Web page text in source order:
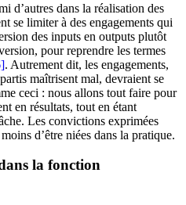
d’autres dans la réalisation des
se limiter à des engagements qui
des inputs en outputs plutôt
pour reprendre les termes
. Autrement dit, les engagements,
maîtrisent mal, devraient se
ceci : nous allons tout faire pour
en résultats, tout en étant
Les convictions exprimées
d’être niées dans la pratique.
la fonction